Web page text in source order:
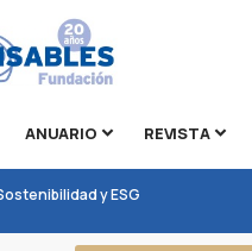
ANUARIO REVISTA
y ESG